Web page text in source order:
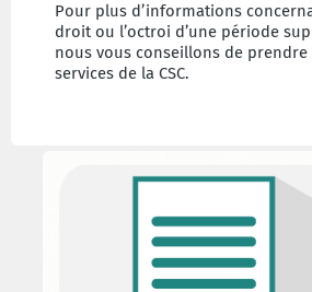
Pour plus d’informations
droit ou l’octroi d’une période
nous vous conseillons de prendre
services de la CSC.